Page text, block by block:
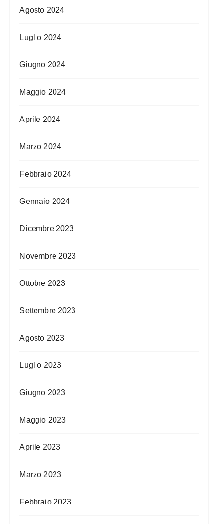
Agosto 2024
Luglio 2024
Giugno 2024
Maggio 2024
Aprile 2024
Marzo 2024
Febbraio 2024
Gennaio 2024
Dicembre 2023
Novembre 2023
Ottobre 2023
Settembre 2023
Agosto 2023
Luglio 2023
Giugno 2023
Maggio 2023
Aprile 2023
Marzo 2023
Febbraio 2023